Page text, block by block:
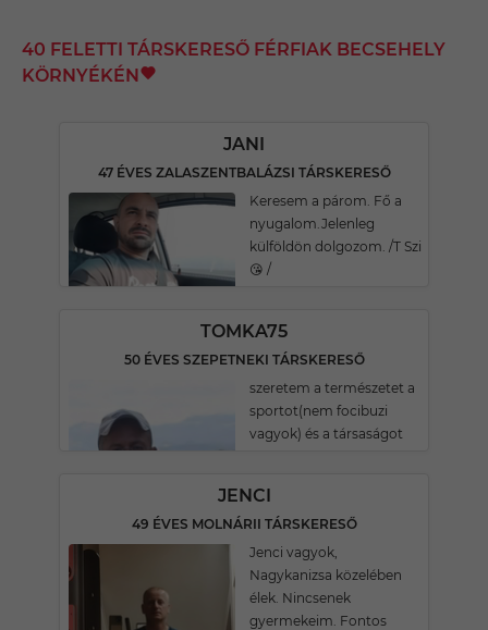
40 FELETTI TÁRSKERESŐ FÉRFIAK BECSEHELY
KÖRNYÉKÉN
JANI
47 ÉVES ZALASZENTBALÁZSI TÁRSKERESŐ
Keresem a párom. Fő a
nyugalom.Jelenleg
külföldön dolgozom. /T Szi
😘 /
TOMKA75
50 ÉVES SZEPETNEKI TÁRSKERESŐ
szeretem a természetet a
sportot(nem focibuzi
vagyok) és a társaságot
JENCI
49 ÉVES MOLNÁRII TÁRSKERESŐ
Jenci vagyok,
Nagykanizsa közelében
élek. Nincsenek
gyermekeim. Fontos